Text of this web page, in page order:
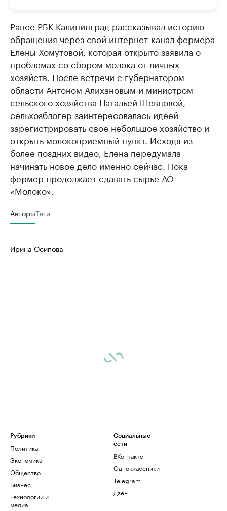
Ранее РБК Калининград рассказывал историю
обращения через свой интернет-канал фермера
Елены Хомутовой, которая открыто заявила о
проблемах со сбором молока от личных
хозяйств. После встречи с губернатором
области Антоном Алихановым и министром
сельского хозяйства Натальей Шевцовой,
сельхозблогер заинтересовалась идеей
зарегистрировать свое небольшое хозяйство и
открыть молокоприемный пункт. Исходя из
более поздних видео, Елена передумала
начинать новое дело именно сейчас. Пока
фермер продолжает сдавать сырье АО
«Молоко».
АвторыТеги
Ирина Осипова
Рубрики
Политика
Экономика
Общество
Бизнес
Технологии и
медиа
Социальные
сети
ВКонтакте
Одноклассники
Telegram
Дзен